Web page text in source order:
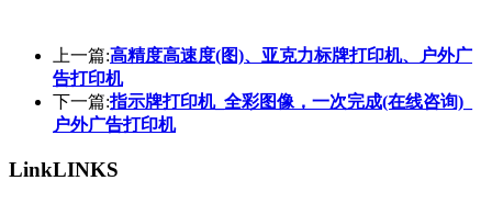
上一篇:高精度高速度(图)、亚克力标牌打印机、户外广
告打印机
下一篇:指示牌打印机_全彩图像，一次完成(在线咨询)_
户外广告打印机
LinkLINKS